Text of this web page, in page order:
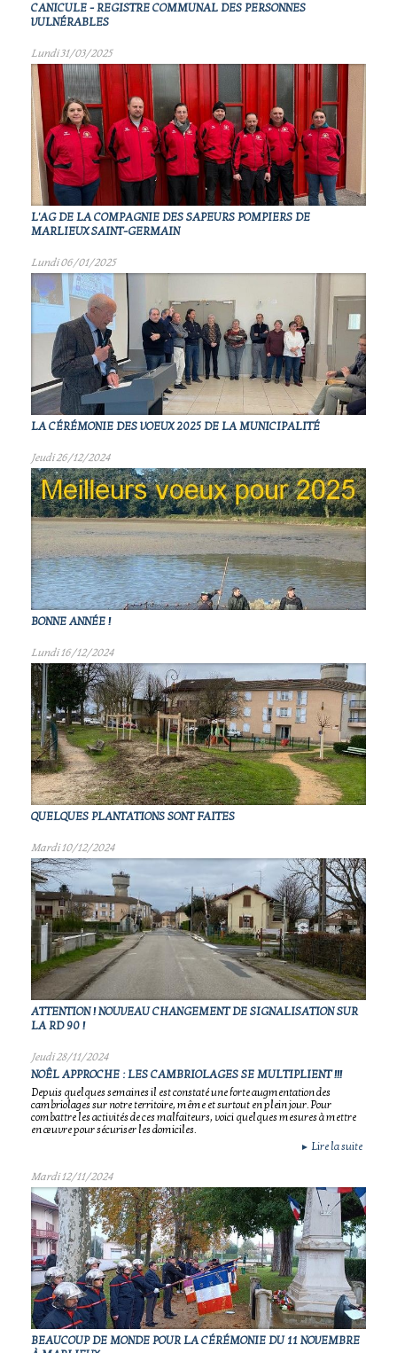
CANICULE - REGISTRE COMMUNAL DES PERSONNES
VULNÉRABLES
Lundi 31/03/2025
L'AG DE LA COMPAGNIE DES SAPEURS POMPIERS DE
MARLIEUX SAINT-GERMAIN
Lundi 06/01/2025
LA CÉRÉMONIE DES VOEUX 2025 DE LA MUNICIPALITÉ
Jeudi 26/12/2024
BONNE ANNÉE !
Lundi 16/12/2024
QUELQUES PLANTATIONS SONT FAITES
Mardi 10/12/2024
ATTENTION ! NOUVEAU CHANGEMENT DE SIGNALISATION SUR
LA RD 90 !
Jeudi 28/11/2024
NOÊL APPROCHE : LES CAMBRIOLAGES SE MULTIPLIENT !!!
Depuis quelques semaines il est constaté une forte augmentation des
cambriolages sur notre territoire, même et surtout en plein jour. Pour
combattre les activités de ces malfaiteurs, voici quelques mesures à mettre
en œuvre pour sécuriser les domiciles.
► Lire la suite
Mardi 12/11/2024
BEAUCOUP DE MONDE POUR LA CÉRÉMONIE DU 11 NOVEMBRE